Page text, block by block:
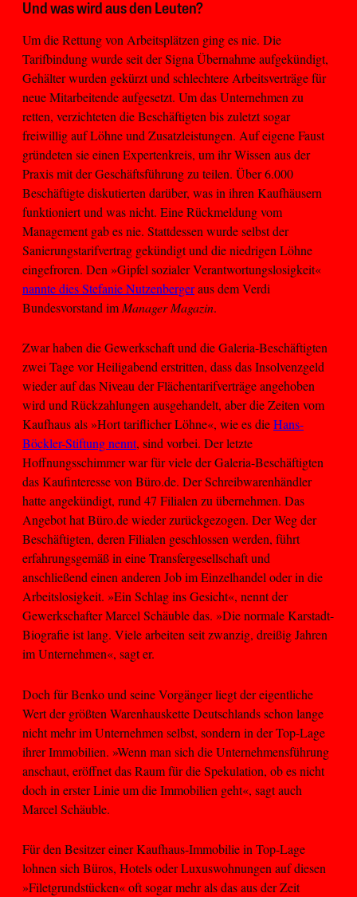
Und was wird aus den Leuten?
Um die Rettung von Arbeitsplätzen ging es nie. Die
Tarifbindung wurde seit der Signa Übernahme aufgekündigt,
Gehälter wurden gekürzt und schlechtere Arbeitsverträge für
neue Mitarbeitende aufgesetzt. Um das Unternehmen zu
retten, verzichteten die Beschäftigten bis zuletzt sogar
freiwillig auf Löhne und Zusatzleistungen. Auf eigene Faust
gründeten sie einen Expertenkreis, um ihr Wissen aus der
Praxis mit der Geschäftsführung zu teilen. Über 6.000
Beschäftigte diskutierten darüber, was in ihren Kaufhäusern
funktioniert und was nicht. Eine Rückmeldung vom
Management gab es nie. Stattdessen wurde selbst der
Sanierungstarifvertrag gekündigt und die niedrigen Löhne
eingefroren. Den »Gipfel sozialer Verantwortungslosigkeit«
nannte dies Stefanie Nutzenbergeraus dem Verdi
Bundesvorstand im Manager Magazin.
Zwar haben die Gewerkschaft und die Galeria-Beschäftigten
zwei Tage vor Heiligabend erstritten, dass das Insolvenzgeld
wieder auf das Niveau der Flächentarifverträge angehoben
wird und Rückzahlungen ausgehandelt, aber die Zeiten vom
Kaufhaus als »Hort tariflicher Löhne«, wie es dieHans-
Böckler-Stiftung nennt, sind vorbei. Der letzte
Hoffnungsschimmer war für viele der Galeria-Beschäftigten
das Kaufinteresse von Büro.de. Der Schreibwarenhändler
hatte angekündigt, rund 47 Filialen zu übernehmen. Das
Angebot hat Büro.de wieder zurückgezogen. Der Weg der
Beschäftigten, deren Filialen geschlossen werden, führt
erfahrungsgemäß in eine Transfergesellschaft und
anschließend einen anderen Job im Einzelhandel oder in die
Arbeitslosigkeit. »Ein Schlag ins Gesicht«, nennt der
Gewerkschafter Marcel Schäuble das. »Die normale Karstadt-
Biografie ist lang. Viele arbeiten seit zwanzig, dreißig Jahren
im Unternehmen«, sagt er.
Doch für Benko und seine Vorgänger liegt der eigentliche
Wert der größten Warenhauskette Deutschlands schon lange
nicht mehr im Unternehmen selbst, sondern in der Top-Lage
ihrer Immobilien. »Wenn man sich die Unternehmensführung
anschaut, eröffnet das Raum für die Spekulation, ob es nicht
doch in erster Linie um die Immobilien geht«, sagt auch
Marcel Schäuble.
Für den Besitzer einer Kaufhaus-Immobilie in Top-Lage
lohnen sich Büros, Hotels oder Luxuswohnungen auf diesen
»Filetgrundstücken« oft sogar mehr als das aus der Zeit